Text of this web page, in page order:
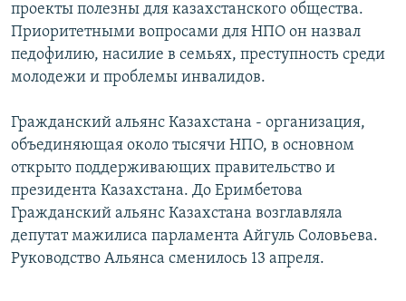
проекты полезны для казахстанского общества.
Приоритетными вопросами для НПО он назвал
педофилию, насилие в семьях, преступность среди
молодежи и проблемы инвалидов.
Гражданский альянс Казахстана - организация,
объединяющая около тысячи НПО, в основном
открыто поддерживающих правительство и
президента Казахстана. До Еримбетова
Гражданский альянс Казахстана возглавляла
депутат мажилиса парламента Айгуль Соловьева.
Руководство Альянса сменилось 13 апреля.